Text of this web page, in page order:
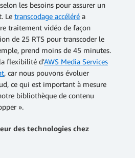
les besoins pour assurer un
Le transcodage accéléré a
traitement vidéo de façon
de 25 RTS pour transcoder le
prend moins de 45 minutes.
flexibilité d'AWS Media Services
, car nous pouvons évoluer
ce qui est important à mesure
bibliothèque de contenu
».
des technologies chez